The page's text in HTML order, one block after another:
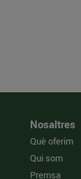
Nosaltres
Què oferim
Qui som
Premsa